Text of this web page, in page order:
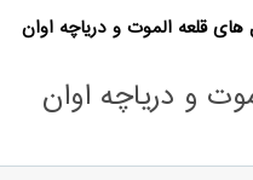
قلعه الموت و دریاچه اوان
و دریاچه اوان